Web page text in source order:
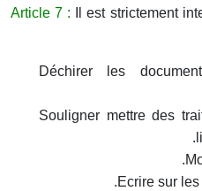
Article 7 :
Il est strictement
Déchirer les
Souligner mettre des
Ecrire sur